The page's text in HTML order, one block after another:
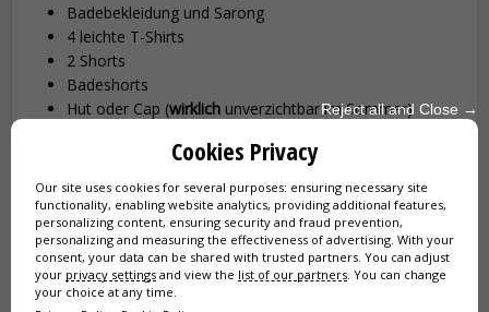
Badebekleidung und Sarong
4 leichte T-Shirts
2 Shorts
Badeshorts
Hut oder Cap (wirklich unverzichtbar im Sommer)
Ein leichtes Tuch (atmungsaktiv und vielseitig)
Einen Stoffbeutel für Einkäufe
Einen Tagesrucksack
Leichte Sportschuhe
Badelatschen (super praktisch im Sommer)
Sonnencreme SPF 50+ (alle 2 Stunden nachcremen)
Lippenpflege SPF 30+
Reject all and Close →
Cookies Privacy
Our site uses cookies for several purposes: ensuring necessary site
functionality, enabling website analytics, providing additional features,
personalizing content, ensuring security and fraud prevention,
personalizing and measuring the effectiveness of advertising. With your
consent, your data can be shared with trusted partners. You can adjust
your privacy settings and view the list of our partners. You can change
your choice at any time.